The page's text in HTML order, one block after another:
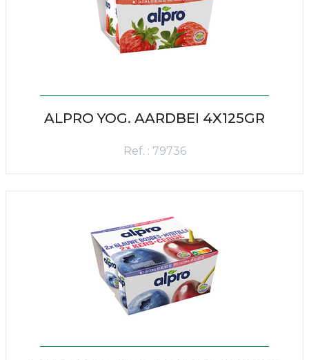
ALPRO YOG. AARDBEI 4X125GR
Ref. : 79736